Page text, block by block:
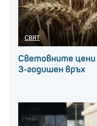
СВЯТ
Световните цени
3-годишен връх